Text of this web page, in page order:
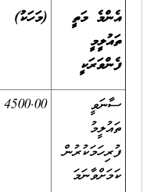
އެންމެ މަތީ
ތައުލީމީ
ފެންވަރަކީ
(މަހަކު)
ސާނަވީ
ތައުލީމު
ފުރިހަމަކުރުން
ކަމަށްވާނަމަ
4500.00 ރ